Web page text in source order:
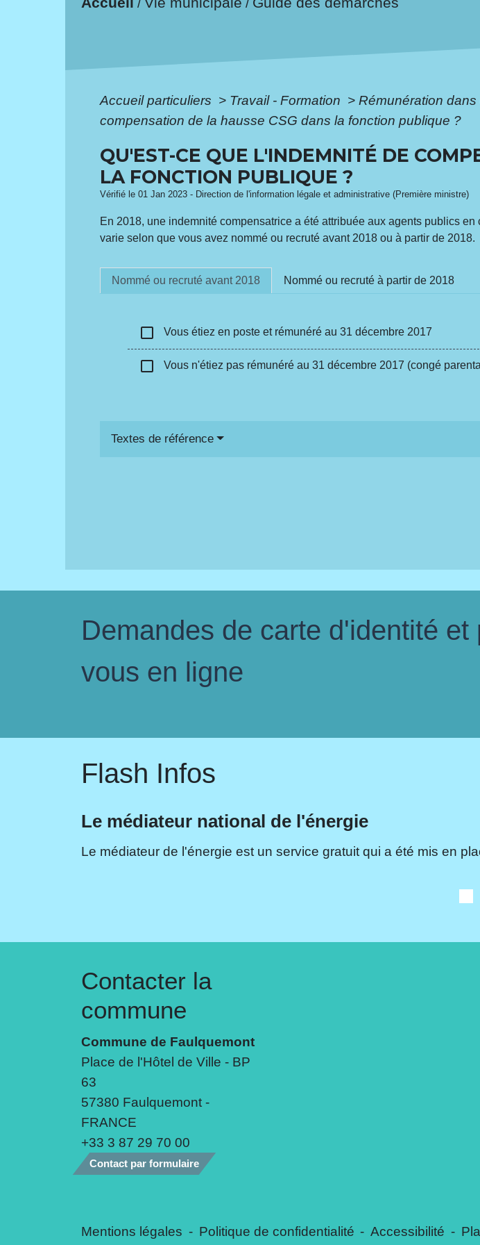
/ /
Accueil particuliers > Travail - Formation > Rémunération
compensation de la hausse CSG dans la fonction publique ?
QU'EST-CE QUE L'INDEMNITÉ DE
LA FONCTION PUBLIQUE ?
Vérifié le 01 Jan 2023 - Direction de l'information légale et administrative (Première ministre)
En 2018, une indemnité compensatrice a été attribuée aux agents publics
varie selon que vous avez nommé ou recruté avant 2018 ou à partir de 2018.
Nommé ou recruté avant 2018 Nommé ou recruté à partir de 2018
check_box_outline_blank Vous étiez en poste et rémunéré au 31 décembre 2017
check_box_outline_blank Vous n'étiez pas rémunéré au 31 décembre 2017 (congé
Textes de référence
Demandes de carte d'identité
vous en ligne
Flash Infos
Le médiateur national de l'énergie
Le médiateur de l'énergie est un service gratuit qui a été mis en
Contacter la
commune
Commune de Faulquemont
Place de l'Hôtel de Ville - BP
63
57380 Faulquemont -
FRANCE
+33 3 87 29 70 00
Contact par formulaire
Mentions légales - Politique de confidentialité - Accessibilité -